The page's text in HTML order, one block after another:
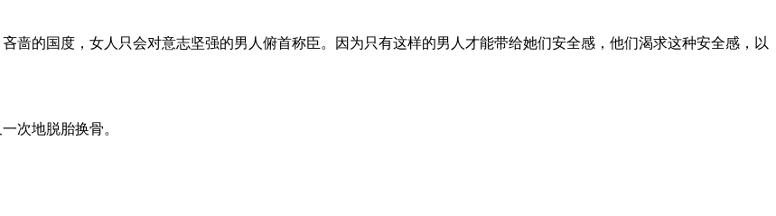
啬的国度，女人只会对意志坚强的男人俯首称臣。因为只有这样的男人才能带给她们安全感，他们渴求这种安全感，以
次地脱胎换骨。